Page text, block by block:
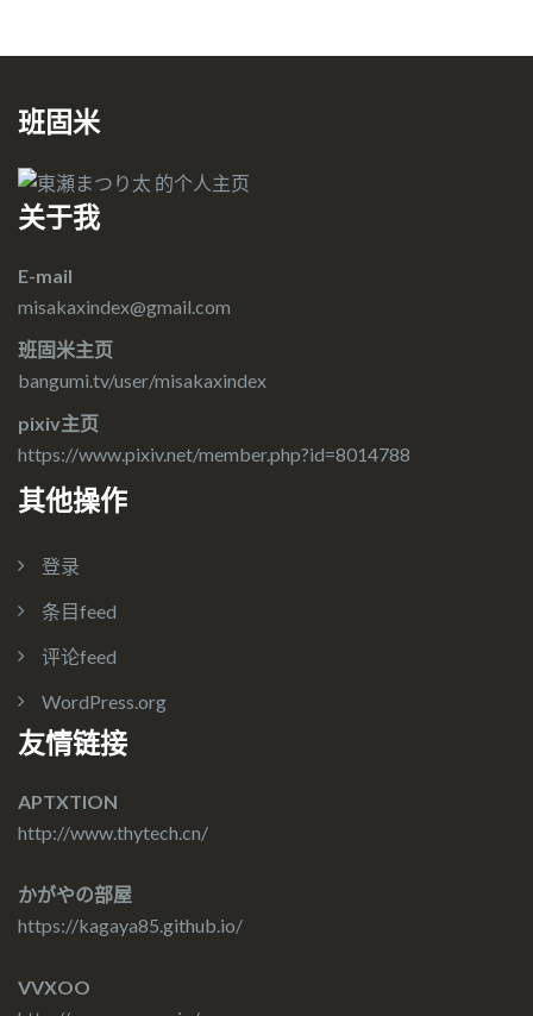
班固米
关于我
E-mail
misakaxindex@gmail.com
班固米主页
bangumi.tv/user/misakaxindex
pixiv主页
https://www.pixiv.net/member.php?id=8014788
其他操作
登录
条目feed
评论feed
WordPress.org
友情链接
APTXTION
http://www.thytech.cn/
かがやの部屋
https://kagaya85.github.io/
VVXOO